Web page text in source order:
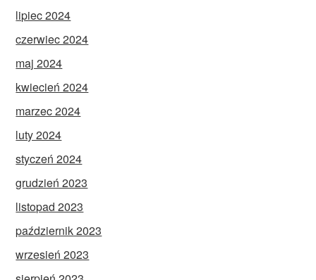
lipiec 2024
czerwiec 2024
maj 2024
kwiecień 2024
marzec 2024
luty 2024
styczeń 2024
grudzień 2023
listopad 2023
październik 2023
wrzesień 2023